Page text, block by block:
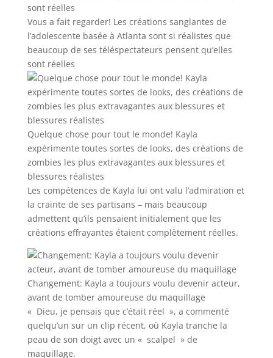
Vous a fait regarder! Les créations sanglantes de
l’adolescente basée à Atlanta sont si réalistes que
beaucoup de ses téléspectateurs pensent qu’elles
sont réelles
Quelque chose pour tout le monde! Kayla
expérimente toutes sortes de looks, des créations de
zombies les plus extravagantes aux blessures et
blessures réalistes
Les compétences de Kayla lui ont valu l’admiration et
la crainte de ses partisans – mais beaucoup
admettent qu’ils pensaient initialement que les
créations effrayantes étaient complètement réelles.
Changement: Kayla a toujours voulu devenir acteur,
avant de tomber amoureuse du maquillage
« Dieu, je pensais que c’était réel », a commenté
quelqu’un sur un clip récent, où Kayla tranche la
peau de son doigt avec un « scalpel » de
maquillage.